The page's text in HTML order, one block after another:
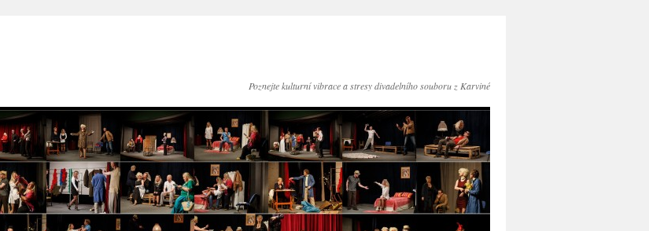
Poznejte kulturní vibrace a stresy divadelního souboru z Karviné